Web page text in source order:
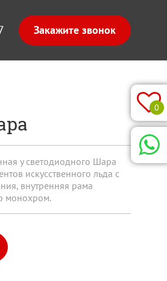
0
у светодиодного Шара
искусственного льда с
внутренняя рама
монохром.